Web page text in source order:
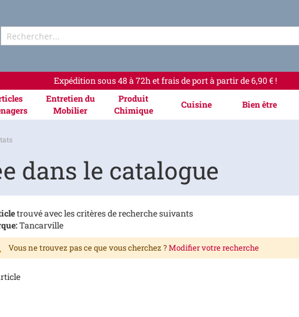
Expédition sous 48 à 72h et frais de port à partir de 6,90 € !
Entretien du
Mobilier
Produit
Chimique
Cuisine Bien être
dans le catalogue
trouvé avec les critères de recherche suivants
Tancarville
Vous ne trouvez pas ce que vous cherchez ?Modifier votre recherche